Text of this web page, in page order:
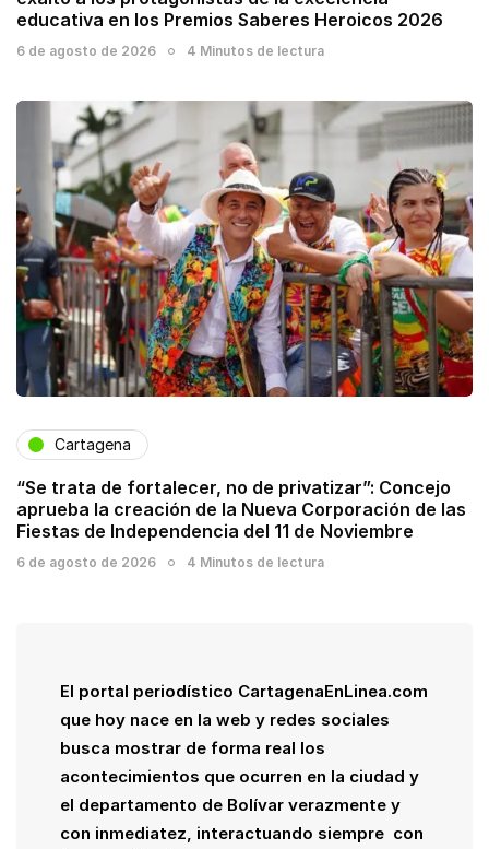
educativa en los Premios Saberes Heroicos 2026
6 de agosto de 2026 4 Minutos de lectura
Cartagena
“Se trata de fortalecer, no de privatizar”: Concejo
aprueba la creación de la Nueva Corporación de las
Fiestas de Independencia del 11 de Noviembre
6 de agosto de 2026 4 Minutos de lectura
El portal periodístico CartagenaEnLinea.com
que hoy nace en la web y redes sociales
busca mostrar de forma real los
acontecimientos que ocurren en la ciudad y
el departamento de Bolívar verazmente y
con inmediatez, interactuando siempre con